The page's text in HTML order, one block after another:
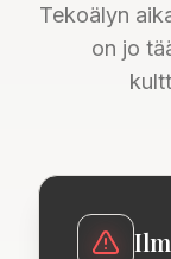
Tekoälyn
on jo